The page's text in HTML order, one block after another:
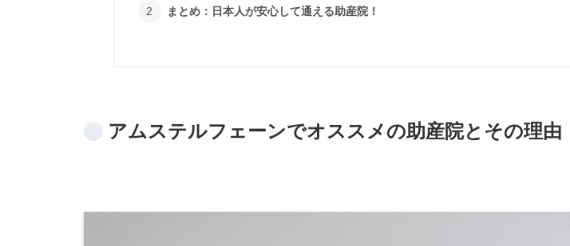
まとめ：日本人が安心して通える助産院！
アムステルフェーンでオススメの助産院とその理由